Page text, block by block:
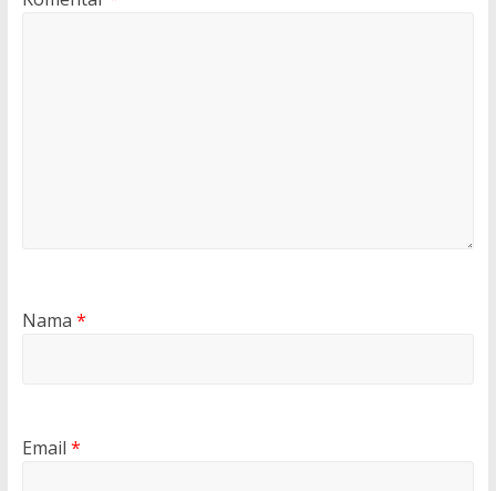
Nama *
Email *